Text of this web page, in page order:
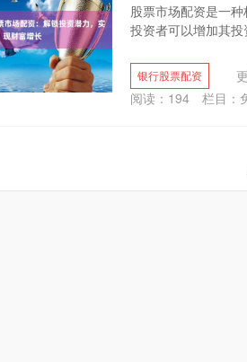
股票市场配资是一
投资者可以增加其
银行股票配资
阅读： 194 栏目：